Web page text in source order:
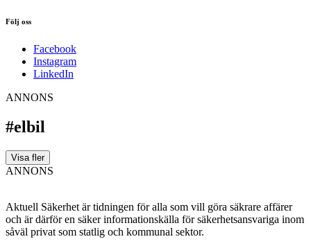
Följ oss
Facebook
Instagram
LinkedIn
ANNONS
#elbil
Visa fler
ANNONS
Aktuell Säkerhet är tidningen för alla som vill göra säkrare affärer
och är därför en säker informationskälla för säkerhets­ansvariga inom
såväl privat som statlig och kommunal sektor.